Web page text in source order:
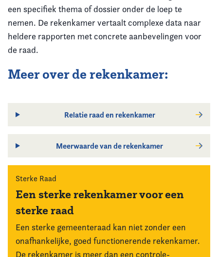
een specifiek thema of dossier onder de loep te
nemen. De rekenkamer vertaalt complexe data naar
heldere rapporten met concrete aanbevelingen voor
de raad.
Meer over de rekenkamer:
Relatie raad en rekenkamer
Meerwaarde van de rekenkamer
Sterke Raad
Een sterke rekenkamer voor een
sterke raad
Een sterke gemeenteraad kan niet zonder een
onafhankelijke, goed functionerende rekenkamer.
De rekenkamer is meer dan een controle-